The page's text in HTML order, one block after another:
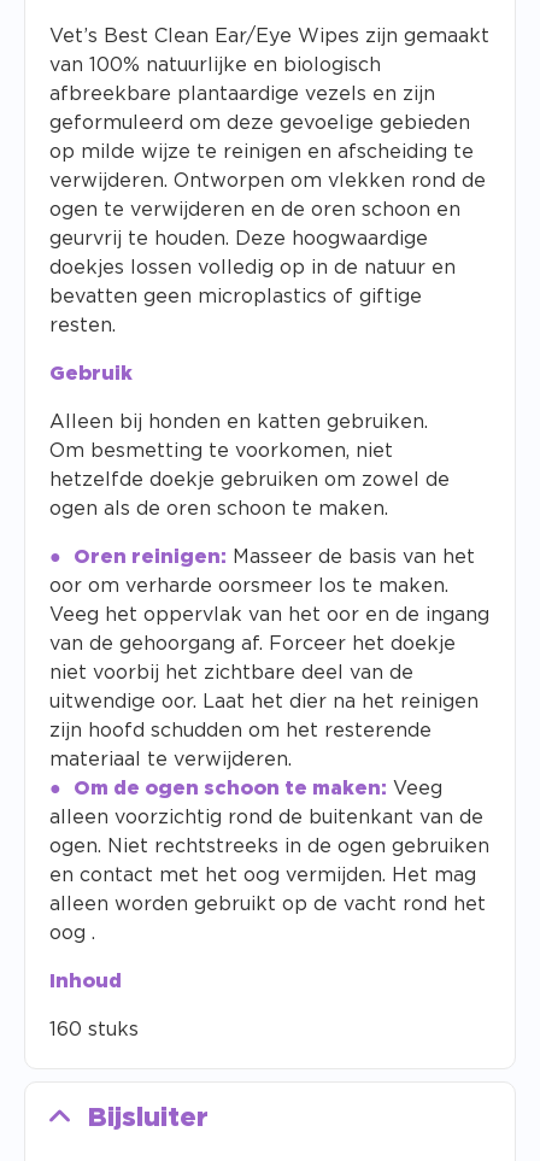
Vet’s Best Clean Ear/Eye Wipes zijn gemaakt
van 100% natuurlijke en biologisch
afbreekbare plantaardige vezels en zijn
geformuleerd om deze gevoelige gebieden
op milde wijze te reinigen en afscheiding te
verwijderen. Ontworpen om vlekken rond de
ogen te verwijderen en de oren schoon en
geurvrij te houden. Deze hoogwaardige
doekjes lossen volledig op in de natuur en
bevatten geen microplastics of giftige
resten.
Gebruik
Alleen bij honden en katten gebruiken.
Om besmetting te voorkomen, niet
hetzelfde doekje gebruiken om zowel de
ogen als de oren schoon te maken.
Oren reinigen: Masseer de basis van het
oor om verharde oorsmeer los te maken.
Veeg het oppervlak van het oor en de ingang
van de gehoorgang af. Forceer het doekje
niet voorbij het zichtbare deel van de
uitwendige oor. Laat het dier na het reinigen
zijn hoofd schudden om het resterende
materiaal te verwijderen.
Om de ogen schoon te maken: Veeg
alleen voorzichtig rond de buitenkant van de
ogen. Niet rechtstreeks in de ogen gebruiken
en contact met het oog vermijden. Het mag
alleen worden gebruikt op de vacht rond het
oog .
Inhoud
160 stuks
Bijsluiter